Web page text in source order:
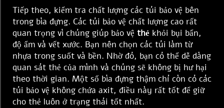
Tiếp theo, kiểm tra chất lượng các túi bảo vệ bên
trong bìa đựng. Các túi bảo vệ chất lượng cao rất
quan trọng vì chúng giúp bảo vệ thẻ khỏi bụi bẩn,
độ ẩm và vết xước. Bạn nên chọn các túi làm từ
nhựa trong suốt và bền. Nhờ đó, bạn có thể dễ dàng
quan sát thẻ của mình và chúng sẽ không bị hư hại
theo thời gian. Một số bìa đựng thậm chí còn có các
túi bảo vệ không chứa axit, điều này rất tốt để giữ
cho thẻ luôn ở trạng thái tốt nhất.